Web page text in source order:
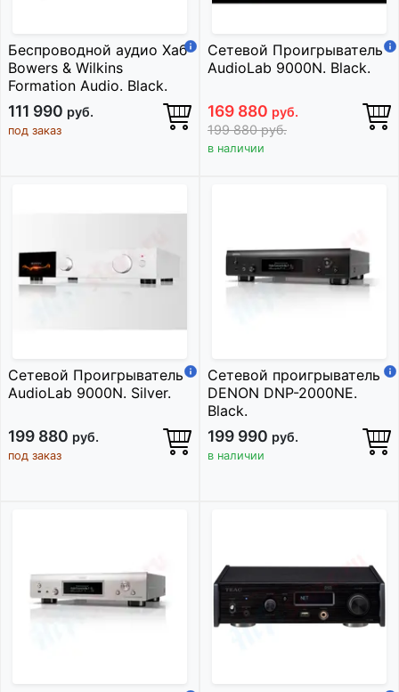
Беспроводной аудио Хаб
Bowers & Wilkins
Formation Audio. Black.
111 990 руб.
под заказ
Сетевой Проигрыватель
AudioLab 9000N. Black.
169 880 руб.
199 880руб.
в наличии
Сетевой Проигрыватель
AudioLab 9000N. Silver.
199 880 руб.
под заказ
Сетевой проигрыватель
DENON DNP-2000NE.
Black.
199 990 руб.
в наличии